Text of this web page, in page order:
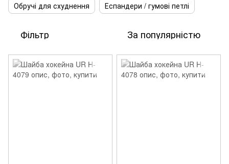
Обручі для схуднення
Еспандери / гумові петлі
Фільтр За популярністю